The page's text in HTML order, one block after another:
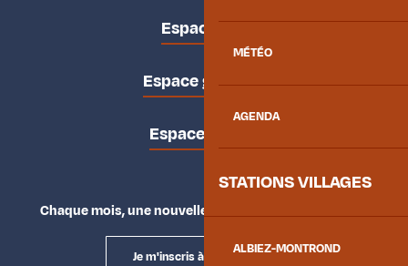
MÉTÉO
AGENDA
STATIONS VILLAGES
ALBIEZ-MONTROND
Espace pro
Espace groupes
Espace presse
Chaque mois, une nouvelle façon d'explorer la vallée.
Je m'inscris à la newsletter